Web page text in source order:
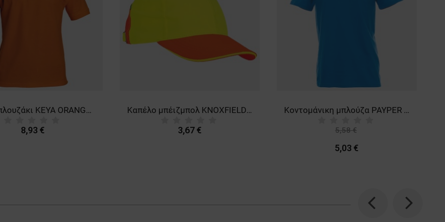
Πόλο μπλουζάκι KEYA ORANGE T-shirt
8,93 €
Καπέλο μπέιζμπολ KNOXFIELD HV
3,67 €
Κοντομάνικη μπλούζα PAYPER SUNSET BLUE
5,58 €
5,03 €
Previous Next